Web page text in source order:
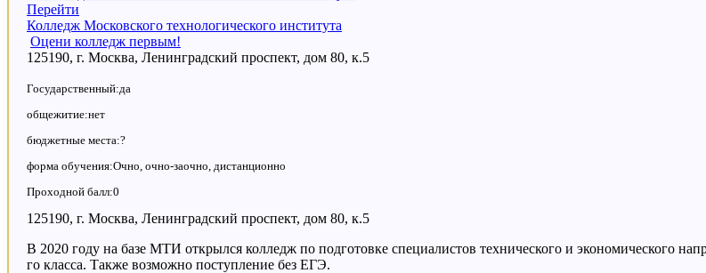
Перейти
Колледж Московского технологического института
Оцени колледж первым!
125190, г. Москва, Ленинградский проспект, дом 80, к.5
Государственный:да
общежитие:нет
бюджетные места:?
форма обучения:Очно, очно-заочно, дистанционно
Проходной балл:0
125190, г. Москва, Ленинградский проспект, дом 80, к.5
В 2020 году на базе МТИ открылся колледж по подготовке специалистов технического и экономического
го класса. Также возможно поступление без ЕГЭ.